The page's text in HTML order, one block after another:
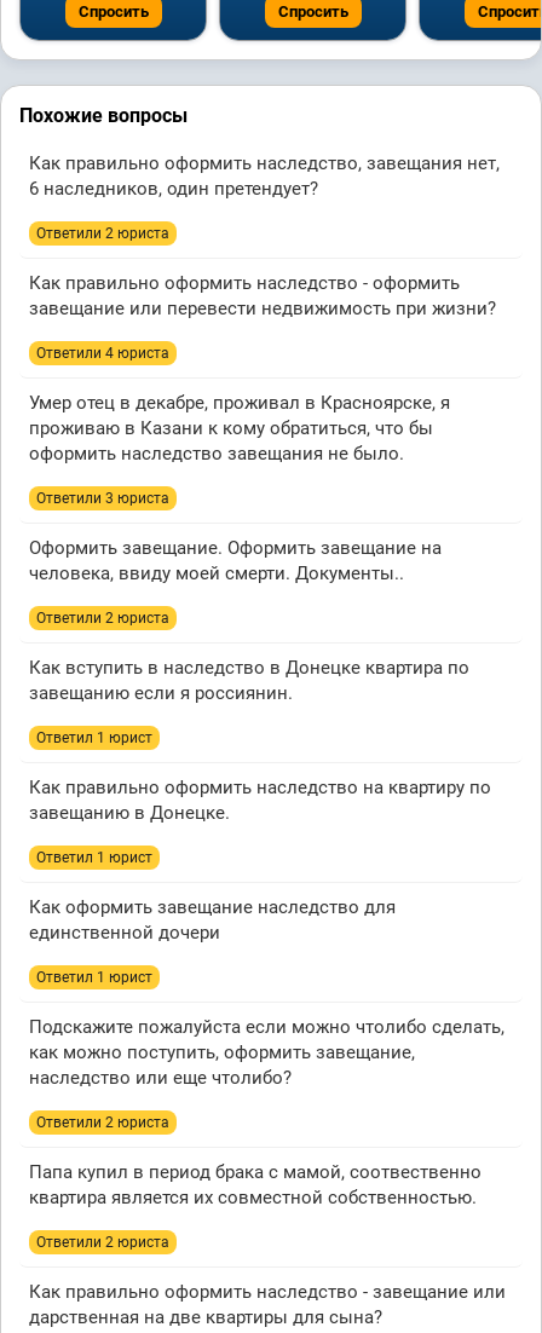
Спросить Спросить
Похожие вопросы
Как правильно оформить наследство, завещания нет,
6 наследников, один претендует?
Ответили 2 юристa
Как правильно оформить наследство - оформить
завещание или перевести недвижимость при жизни?
Ответили 4 юристa
Умер отец в декабре, проживал в Красноярске, я
проживаю в Казани к кому обратиться, что бы
оформить наследство завещания не было.
Ответили 3 юристa
Оформить завещание. Оформить завещание на
человека, ввиду моей смерти. Документы..
Ответили 2 юристa
Как вступить в наследство в Донецке квартира по
завещанию если я россиянин.
Ответил 1 юрист
Как правильно оформить наследство на квартиру по
завещанию в Донецке.
Ответил 1 юрист
Как оформить завещание наследство для
единственной дочери
Ответил 1 юрист
Подскажите пожалуйста если можно чтолибо сделать,
как можно поступить, оформить завещание,
наследство или еще чтолибо?
Ответили 2 юристa
Папа купил в период брака с мамой, соотвественно
квартира является их совместной собственностью.
Ответили 2 юристa
Как правильно оформить наследство - завещание или
дарственная на две квартиры для сына?